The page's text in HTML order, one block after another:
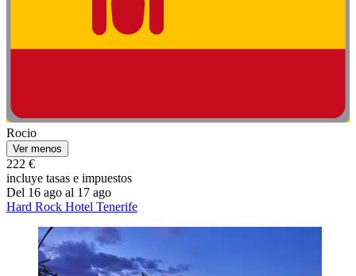
Rocio
Ver menos
222 €
incluye tasas e impuestos
Del 16 ago al 17 ago
Hard Rock Hotel Tenerife